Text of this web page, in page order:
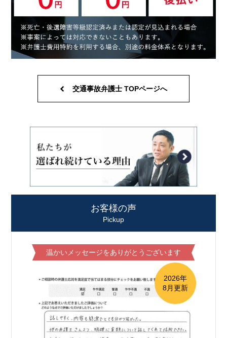
交通事故弁護士 TOPページへ
お客様の声
Pickup
温かいメッセージをありがとうございます
2026年
8月更新